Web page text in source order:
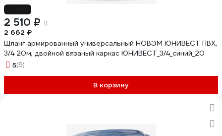
2 510 ₽
2 662 ₽
Шланг армированный универсальный НОВЭМ ЮНИВЕСТ ПВХ,
3/4 20м, двойной вязаный каркас ЮНИВЕСТ_3/4_синий_20
5(6)
В корзину